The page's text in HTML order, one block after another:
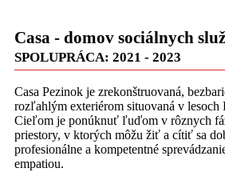
Casa - domov sociálnych
SPOLUPRÁCA: 2021 - 2023
Casa Pezinok je zrekonštruovaná,
rozľahlým exteriérom situovaná v
Cieľom je ponúknuť ľuďom v rôznych
priestory, v ktorých môžu žiť a cítiť sa
profesionálne a kompetentné
empatiou.